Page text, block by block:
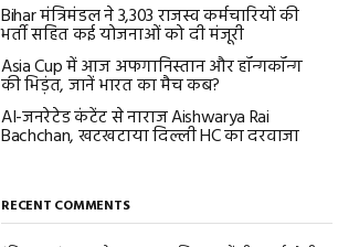
Bihar मंत्रिमंडल ने 3,303 राजस्व कर्मचारियों की
भर्ती सहित कई योजनाओं को दी मंजूरी
Asia Cup में आज अफगानिस्तान और हॉन्गकॉन्ग
की भिड़ंत, जानें भारत का मैच कब?
AI-जनरेटेड कंटेंट से नाराज Aishwarya Rai
Bachchan, खटखटाया दिल्ली HC का दरवाजा
RECENT COMMENTS